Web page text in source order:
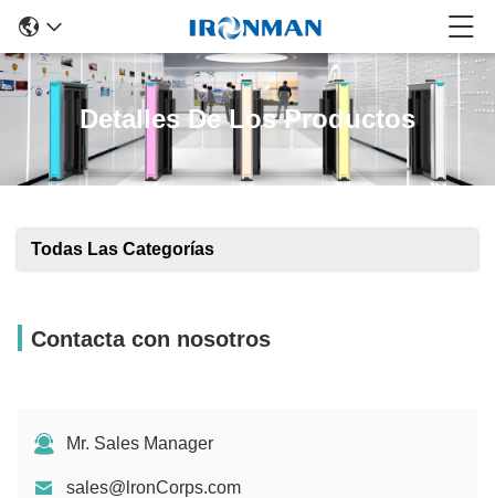
Detalles De Los Productos
Todas Las Categorías
Contacta con nosotros
Mr. Sales Manager
sales@lronCorps.com